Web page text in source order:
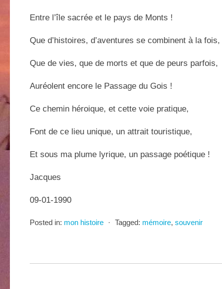
Entre l’île sacrée et le pays de Monts !
Que d’histoires, d’aventures se combinent à la fois,
Que de vies, que de morts et que de peurs parfois,
Auréolent encore le Passage du Gois !
Ce chemin héroique, et cette voie pratique,
Font de ce lieu unique, un attrait touristique,
Et sous ma plume lyrique, un passage poétique !
Jacques
09-01-1990
Posted in: mon histoire ⋅ Tagged: mémoire, souvenir